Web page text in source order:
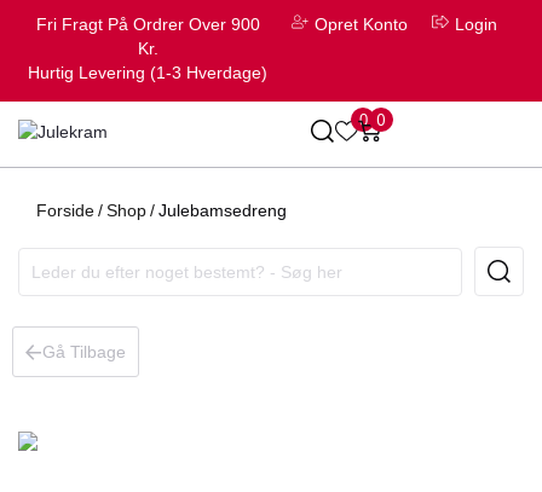
Fri Fragt På Ordrer Over 900
Kr.
Hurtig Levering (1-3 Hverdage)
Opret Konto Login
0 0
Forside/Shop/Julebamsedreng
Gå Tilbage